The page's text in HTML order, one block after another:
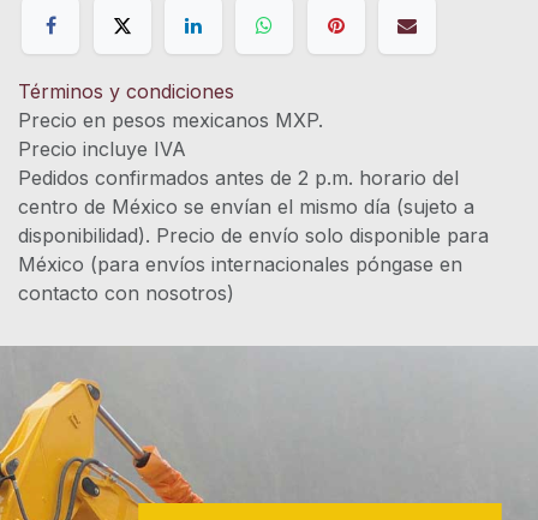
Términos y condiciones
Precio en pesos mexicanos MXP.
Precio incluye IVA
Pedidos confirmados antes de 2 p.m. horario del
centro de México se envían el mismo día (sujeto a
disponibilidad). Precio de envío solo disponible para
México (para envíos internacionales póngase en
contacto con nosotros)